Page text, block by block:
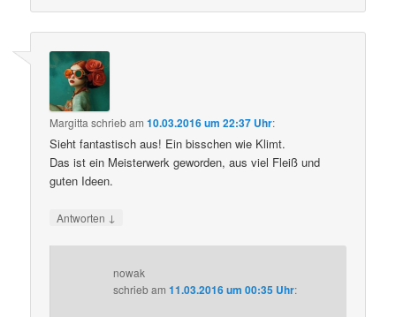
Margitta schriebam10.03.2016 um 22:37 Uhr:
Sieht fantastisch aus! Ein bisschen wie Klimt.
Das ist ein Meisterwerk geworden, aus viel Fleiß und
guten Ideen.
Antworten ↓
nowak
schriebam11.03.2016 um 00:35 Uhr: